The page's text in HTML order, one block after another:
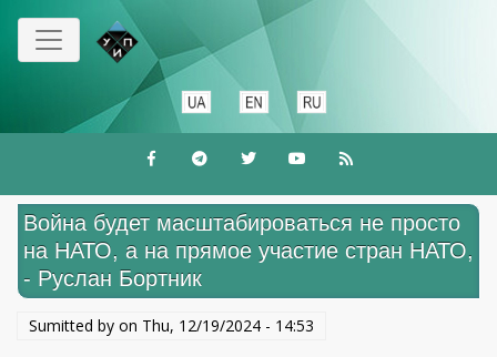
Skip
main
Война будет масштабироваться не просто
на НАТО, а на прямое участие стран НАТО,
- Руслан Бортник
Sumitted by on Thu, 12/19/2024 - 14:53